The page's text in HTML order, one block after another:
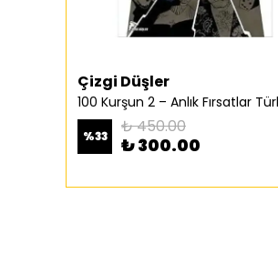
Çizgi Düşler
%33 ₺ 450.00
₺ 300.00